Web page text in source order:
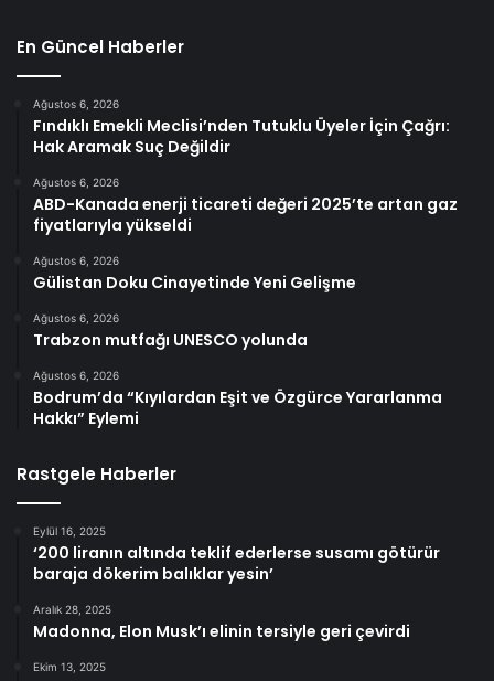
En Güncel Haberler
Ağustos 6, 2026
Fındıklı Emekli Meclisi’nden Tutuklu Üyeler İçin Çağrı:
Hak Aramak Suç Değildir
Ağustos 6, 2026
ABD-Kanada enerji ticareti değeri 2025’te artan gaz
fiyatlarıyla yükseldi
Ağustos 6, 2026
Gülistan Doku Cinayetinde Yeni Gelişme
Ağustos 6, 2026
Trabzon mutfağı UNESCO yolunda
Ağustos 6, 2026
Bodrum’da “Kıyılardan Eşit ve Özgürce Yararlanma
Hakkı” Eylemi
Rastgele Haberler
Eylül 16, 2025
‘200 liranın altında teklif ederlerse susamı götürür
baraja dökerim balıklar yesin’
Aralık 28, 2025
Madonna, Elon Musk’ı elinin tersiyle geri çevirdi
Ekim 13, 2025